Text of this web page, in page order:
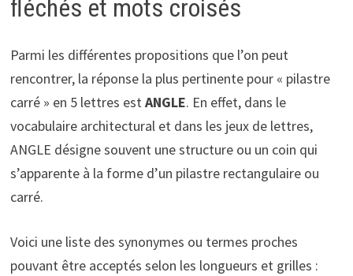
fléchés et mots croisés
Parmi les différentes propositions que l’on peut
rencontrer, la réponse la plus pertinente pour « pilastre
carré » en 5 lettres estANGLE. En effet, dans le
vocabulaire architectural et dans les jeux de lettres,
ANGLE désigne souvent une structure ou un coin qui
s’apparente à la forme d’un pilastre rectangulaire ou
carré.
Voici une liste des synonymes ou termes proches
pouvant être acceptés selon les longueurs et grilles :